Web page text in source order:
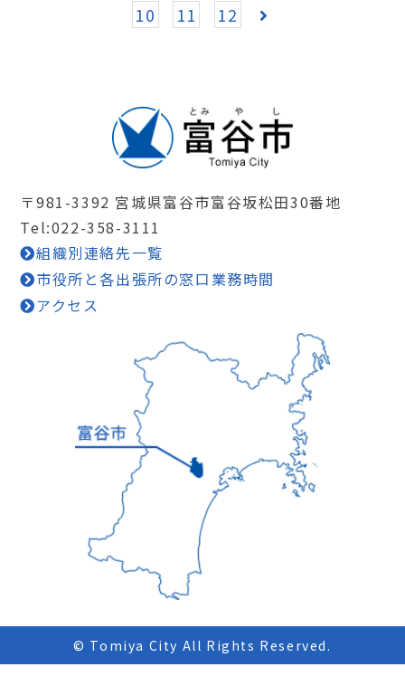
10
11 12
〒981-3392 宮城県富谷市富谷坂松田30番地
Tel:022-358-3111
組織別連絡先一覧
市役所と各出張所の窓口業務時間
アクセス
© Tomiya City All Rights Reserved.